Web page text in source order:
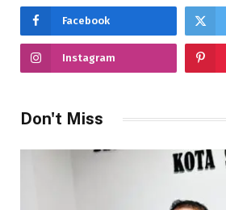
Facebook
Instagram
Don't Miss